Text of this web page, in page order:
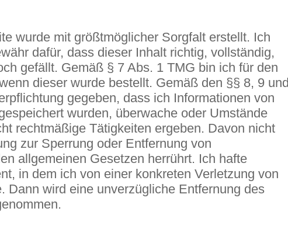
wurde mit größtmöglicher Sorgfalt erstellt. Ich
dafür, dass dieser Inhalt richtig, vollständig,
gefällt. Gemäß § 7 Abs. 1 TMG bin ich für den
dieser wurde bestellt. Gemäß den §§ 8, 9 und
gegeben, dass ich Informationen von
wurden, überwache oder Umstände
rechtmäßige Tätigkeiten ergeben. Davon nicht
zur Sperrung oder Entfernung von
allgemeinen Gesetzen herrührt. Ich hafte
in dem ich von einer konkreten Verletzung von
Dann wird eine unverzügliche Entfernung des